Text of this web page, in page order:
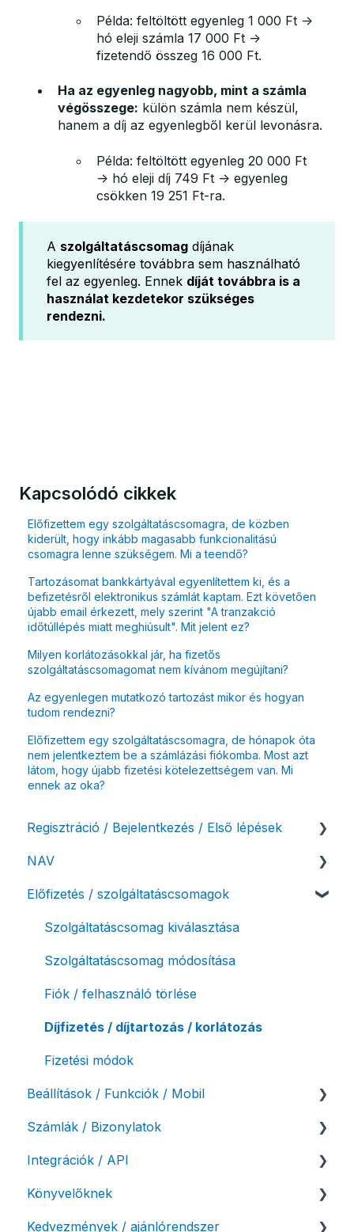
Példa: feltöltött egyenleg 1 000 Ft →
hó eleji számla 17 000 Ft →
fizetendő összeg 16 000 Ft.
Ha az egyenleg nagyobb, mint a számla
végösszege: külön számla nem készül,
hanem a díj az egyenlegből kerül levonásra.
Példa: feltöltött egyenleg 20 000 Ft
→ hó eleji díj 749 Ft → egyenleg
csökken 19 251 Ft-ra.
A szolgáltatáscsomag díjának
kiegyenlítésére továbbra sem használható
fel az egyenleg. Ennek díját továbbra is a
használat kezdetekor szükséges
rendezni.
Kapcsolódó cikkek
Előfizettem egy szolgáltatáscsomagra, de közben
kiderült, hogy inkább magasabb funkcionalitású
csomagra lenne szükségem. Mi a teendő?
Tartozásomat bankkártyával egyenlítettem ki, és a
befizetésről elektronikus számlát kaptam. Ezt követően
újabb email érkezett, mely szerint "A tranzakció
időtúllépés miatt meghiúsult". Mit jelent ez?
Milyen korlátozásokkal jár, ha fizetős
szolgáltatáscsomagomat nem kívánom megújítani?
Az egyenlegen mutatkozó tartozást mikor és hogyan
tudom rendezni?
Előfizettem egy szolgáltatáscsomagra, de hónapok óta
nem jelentkeztem be a számlázási fiókomba. Most azt
látom, hogy újabb fizetési kötelezettségem van. Mi
ennek az oka?
Regisztráció / Bejelentkezés / Első lépések
Felhasználó beállításai
Számlázási fiók kezdő beállításai, első lépések
NAV
NAV online adatszolgáltatás
Adóhatósági ellenőrzés adatszolgáltatás
NAV pénztárgép feladás (PTGSZLAH)
Számlaverzum
Előfizetés / szolgáltatáscsomagok
Szolgáltatáscsomag kiválasztása
Szolgáltatáscsomag módosítása
Fiók / felhasználó törlése
Díjfizetés / díjtartozás / korlátozás
Fizetési módok
Beállítások / Funkciók / Mobil
Számlakészítés
Mobilapplikáció / MostSzámlázz
Bejövő számlák és vevői fiók
Tömeges számlagenerálás
Számlák / Bizonylatok
Sztornó-, és helyesbítő számla
Díjbekérő, szállítólevél
Előlegszámla, végszámla
Integrációk / API
API interfész, Számla Agent
Webshop pluginok
Könyvelőknek
Listák / adatexport
Kedvezmények / ajánlórendszer